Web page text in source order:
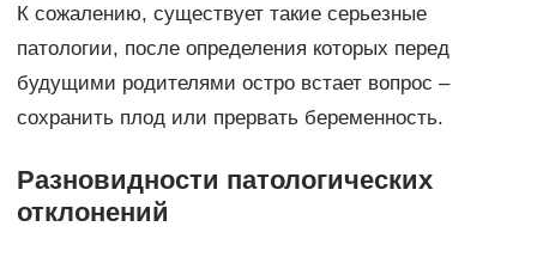
К сожалению, существует такие серьезные
патологии, после определения которых перед
будущими родителями остро встает вопрос –
сохранить плод или прервать беременность.
Разновидности патологических
отклонений